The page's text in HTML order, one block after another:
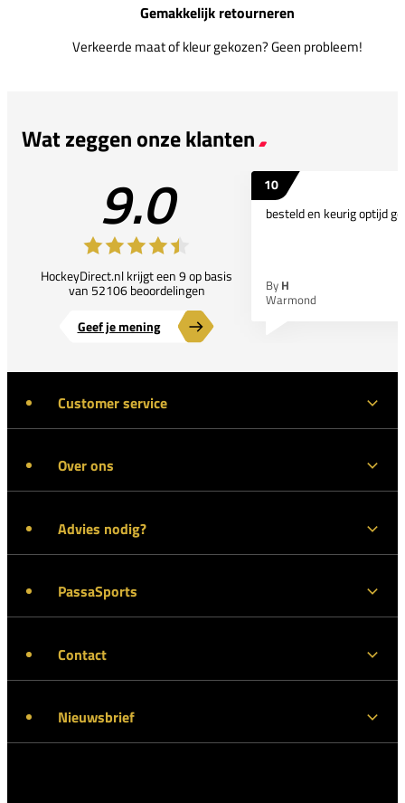
Gemakkelijk retourneren
Verkeerde maat of kleur gekozen? Geen probleem!
Wat zeggen onze klanten
9.0
HockeyDirect.nl krijgt een 9 op basis
van 52106 beoordelingen
Geef je mening
10
besteld en keurig optijd
By H
Warmond
Customer service
Over ons
Advies nodig?
PassaSports
Contact
Nieuwsbrief